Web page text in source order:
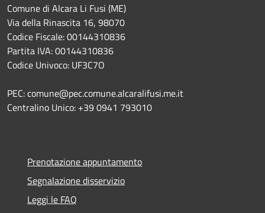
Comune di Alcara Li Fusi (ME)
Via della Rinascita 16, 98070
Codice Fiscale: 00144310836
Partita IVA: 00144310836
Codice Univoco: UF3C7O
PEC: comune@pec.comune.alcaralifusi.me.it
Centralino Unico: +39 0941 793010
Prenotazione appuntamento
Segnalazione disservizio
Leggi le FAQ